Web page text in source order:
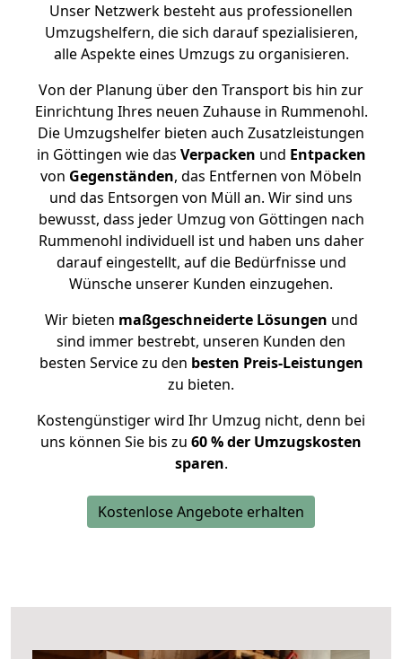
Unser Netzwerk besteht aus professionellen
Umzugshelfern, die sich darauf spezialisieren,
alle Aspekte eines Umzugs zu organisieren.
Von der Planung über den Transport bis hin zur
Einrichtung Ihres neuen Zuhause in Rummenohl.
Die Umzugshelfer bieten auch Zusatzleistungen
in Göttingen wie das Verpacken und Entpacken
von Gegenständen, das Entfernen von Möbeln
und das Entsorgen von Müll an. Wir sind uns
bewusst, dass jeder Umzug von Göttingen nach
Rummenohl individuell ist und haben uns daher
darauf eingestellt, auf die Bedürfnisse und
Wünsche unserer Kunden einzugehen.
Wir bieten maßgeschneiderte Lösungen und
sind immer bestrebt, unseren Kunden den
besten Service zu den besten Preis-Leistungen
zu bieten.
Kostengünstiger wird Ihr Umzug nicht, denn bei
uns können Sie bis zu 60 % der Umzugskosten
sparen.
Kostenlose Angebote erhalten